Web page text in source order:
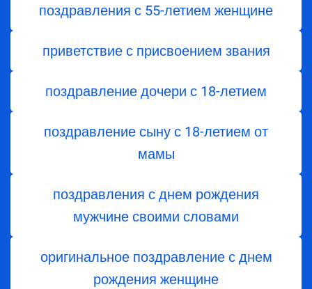
поздравления с 55-летием женщине
приветствие с присвоением звания
поздравление дочери с 18-летием
поздравление сыну с 18-летием от
мамы
поздравления с днем рождения
мужчине своими словами
оригинальное поздравление с днем
рождения женщине